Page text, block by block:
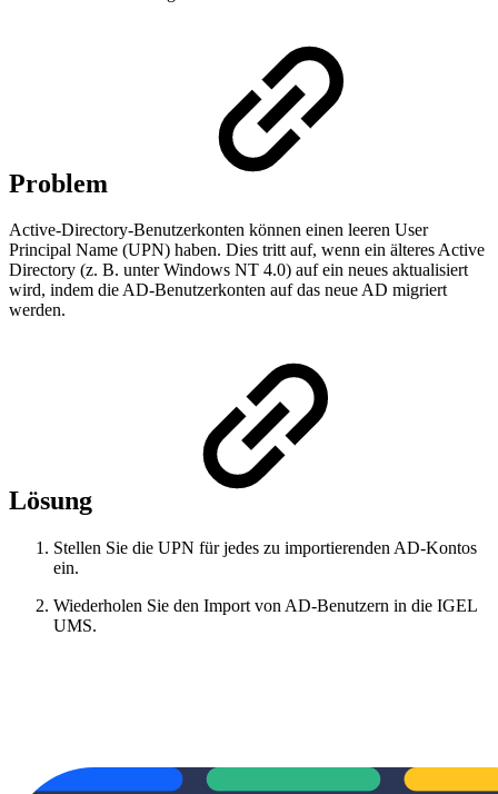
Problem
Active-Directory-Benutzerkonten können einen leeren User
Principal Name (UPN) haben. Dies tritt auf, wenn ein älteres Active
Directory (z. B. unter Windows NT 4.0) auf ein neues aktualisiert
wird, indem die AD-Benutzerkonten auf das neue AD migriert
werden.
Lösung
Stellen Sie die UPN für jedes zu importierenden AD-Kontos
ein.
Wiederholen Sie den Import von AD-Benutzern in die IGEL
UMS.